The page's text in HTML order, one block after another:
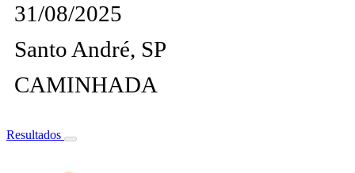
31/08/2025
Santo André, SP
CAMINHADA
Resultados